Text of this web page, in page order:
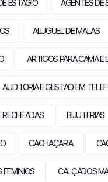
ESTAGIO AGENTES DE
ALUGUEL DE MALAS
ARTIGOS PARA CAMA E
AUDITORIA E GESTAO EM
RECHEADAS BIJUTERIAS
CACHAÇARIA
CALÇADOS